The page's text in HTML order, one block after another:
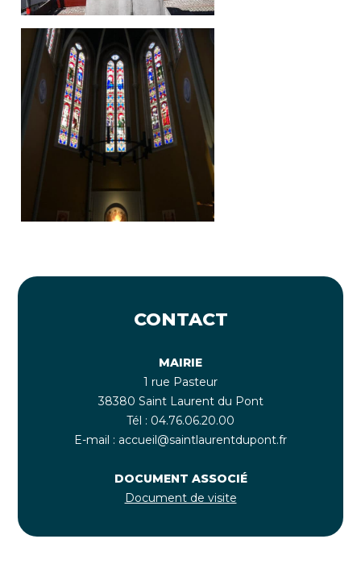
CONTACT
MAIRIE
1 rue Pasteur
38380 Saint Laurent du Pont
Tél : 04.76.06.20.00
E-mail : accueil@saintlaurentdupont.fr
DOCUMENT ASSOCIÉ
Document de visite